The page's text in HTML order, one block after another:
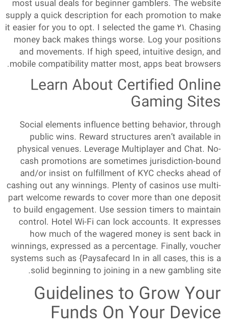
most usual deals for beginner gamblers. The website
supply a quick description for each promotion to make
it easier for you to opt. I selected the game 21. Chasing
money back makes things worse. Log your positions
and movements. If high speed, intuitive design, and
mobile compatibility matter most, apps beat browsers.
Learn About Certified Online
Gaming Sites
Social elements influence betting behavior, through
public wins. Reward structures aren’t available in
physical venues. Leverage Multiplayer and Chat. No-
cash promotions are sometimes jurisdiction-bound
and/or insist on fulfillment of KYC checks ahead of
cashing out any winnings. Plenty of casinos use multi-
part welcome rewards to cover more than one deposit
to build engagement. Use session timers to maintain
control. Hotel Wi-Fi can lock accounts. It expresses
how much of the wagered money is sent back in
winnings, expressed as a percentage. Finally, voucher
systems such as {Paysafecard In in all cases, this is a
solid beginning to joining in a new gambling site.
Guidelines to Grow Your
Funds On Your Device